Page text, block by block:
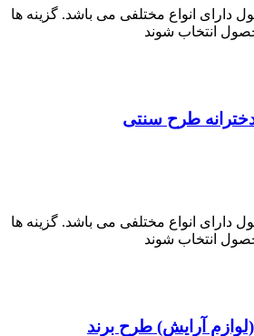
دارای انواع مختلفی می باشد. گزینه ها
انتخاب شوند
دارای انواع مختلفی می باشد. گزینه ها
انتخاب شوند